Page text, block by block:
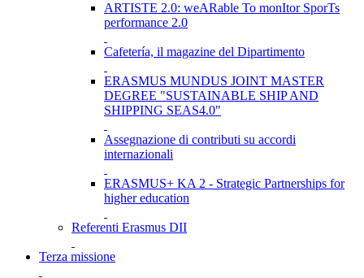
ARTISTE 2.0: weARable To monItor SporTs
performance 2.0
Cafetería, il magazine del Dipartimento
ERASMUS MUNDUS JOINT MASTER
DEGREE "SUSTAINABLE SHIP AND
SHIPPING SEAS4.0"
Assegnazione di contributi su accordi
internazionali
ERASMUS+ KA 2 - Strategic Partnerships for
higher education
Referenti Erasmus DII
Terza missione